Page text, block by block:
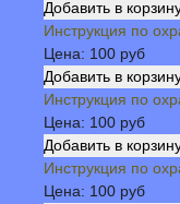
Инструкция по
Цена: 100 руб
Инструкция по
Цена: 100 руб
Инструкция по
Цена: 100 руб